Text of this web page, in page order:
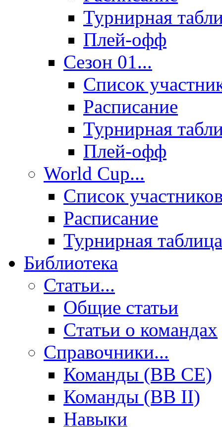
Турнирная
Плей-офф
Сезон 01...
Список
Расписание
Турнирная
Плей-офф
World Cup...
Список
Расписание
Турнирная таблица
Библиотека
Статьи...
Общие статьи
Cтатьи о командах
Справочники...
Команды (BB CE)
Команды (BB II)
Навыки